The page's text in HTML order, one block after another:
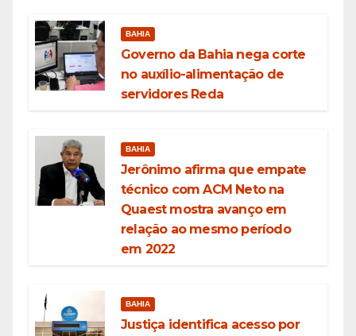
BAHIA
Governo da Bahia nega corte
no auxílio-alimentação de
servidores Reda
BAHIA
Jerônimo afirma que empate
técnico com ACM Neto na
Quaest mostra avanço em
relação ao mesmo período
em 2022
BAHIA
Justiça identifica acesso por